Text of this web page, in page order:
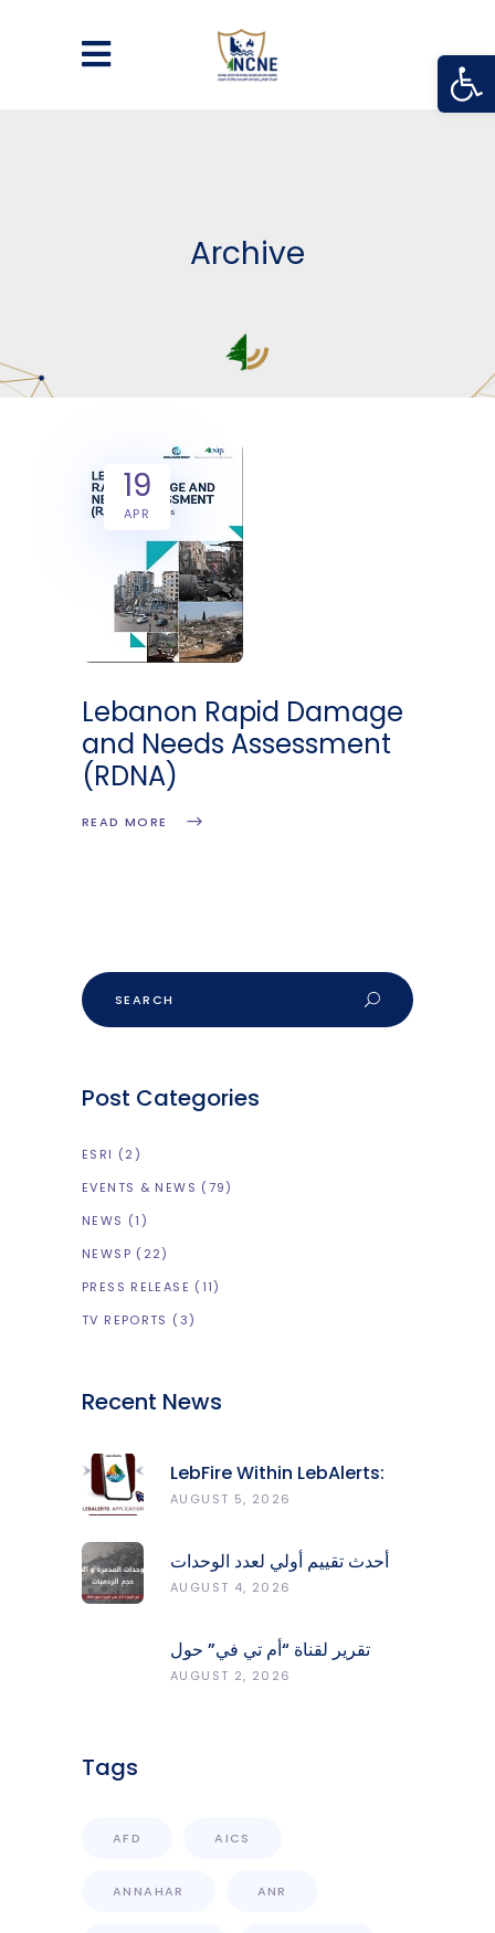
Archive
19
APR
Lebanon Rapid Damage
and Needs Assessment
(RDNA)
READ MORE
Search
Post Categories
ESRI (2)
EVENTS & NEWS (79)
NEWS (1)
NEWSP (22)
PRESS RELEASE (11)
TV REPORTS (3)
Recent News
LebFire Within LebAlerts:
Report Fires, Monitor Risk,
AUGUST 5, 2026
أحدث تقييم أولي لعدد الوحدات
المدمّرة والمتضرّرة وحجم
AUGUST 4, 2026
تقرير لقناة “أم تي في” حول
انعكاسات التفجيرات في جنوب
AUGUST 2, 2026
Tags
AFD AICS
ANNAHAR ANR